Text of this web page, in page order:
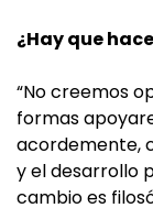
¿Hay que
“No creemos
formas
acordemente,
y el desarrollo
cambio es